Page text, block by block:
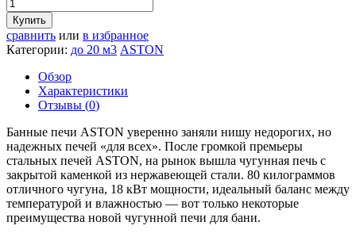
Купить
сравнить или в избранное
Категории: до 20 м3 ASTON
Обзор
Характеристики
Отзывы (0)
Банные печи ASTON уверенно заняли нишу недорогих, но
надежных печей «для всех». После громкой премьеры
стальных печей ASTON, на рынок вышла чугунная печь с
закрытой каменкой из нержавеющей стали. 80 килограммов
отличного чугуна, 18 кВт мощности, идеальный баланс между
температурой и влажностью — вот только некоторые
преимущества новой чугунной печи для бани.